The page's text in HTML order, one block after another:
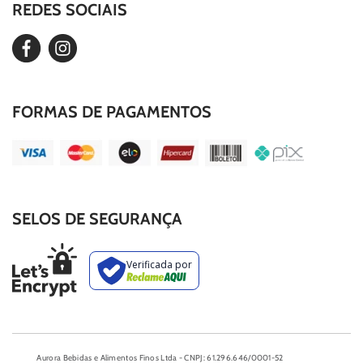
Editar Cookies
Duvidas Frequentes
REDES SOCIAIS
FORMAS DE PAGAMENTOS
SELOS DE SEGURANÇA
Aurora Bebidas e Alimentos Finos Ltda - CNPJ: 61.296.646/0001-52